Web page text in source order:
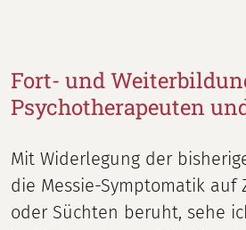
Fort- und
Psychotherapeuten
Mit Widerlegung der
die Messie-Symptomatik auf
oder Süchten beruht, sehe